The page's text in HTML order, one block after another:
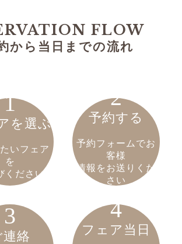
FLOW
から当日までの流れ
1
を選ぶ
いフェア
を
ください
2
予約する
予約フォームでお
客様
情報をお送りくだ
さい
3
連絡
4
フェア当日